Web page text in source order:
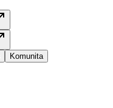
Komunita